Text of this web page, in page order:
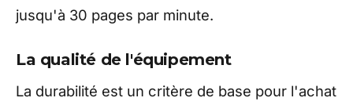
jusqu'à 30 pages par minute.
La qualité de l'équipement
La durabilité est un critère de base pour l'achat